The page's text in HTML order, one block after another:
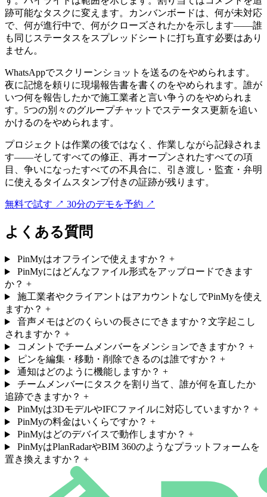
跡可能なタスクに変えます。カンバンボードは、何が未対応
で、何が進行中で、何がクローズされたかを示します——誰
も同じステータスをスプレッドシートに打ち直す必要はあり
ません。
WhatsAppでスクリーンショットを送るのをやめられます。
夜に記憶を頼りに現場報告書を書くのをやめられます。誰が
いつ何を報告したかで施工業者と言い争うのをやめられま
す。5つの別々のグループチャットでステータス更新を追い
かけるのをやめられます。
プロジェクトは作業の後ではなく、作業しながら記録されま
す——そしてすべての修正、再オープンされたすべての項
目、争いになったすべての不具合に、引き渡し・監査・弁明
に使えるタイムスタンプ付きの証跡が残ります。
無料で試す ↗ 30分のデモを予約 ↗
よくある質問
PinMyはオフラインで使えますか？ +
PinMyにはどんなファイル形式をアップロードできます
か？ +
施工業者やクライアントはアカウントなしでPinMyを使え
ますか？ +
音声メモはどのくらいの長さにできますか？文字起こし
されますか？ +
コメントでチームメンバーをメンションできますか？ +
ピンを編集・移動・削除できるのは誰ですか？ +
通知はどのように機能しますか？ +
チームメンバーにタスクを割り当て、誰が何を直したか
追跡できますか？ +
PinMyは3DモデルやIFCファイルに対応していますか？ +
PinMyの料金はいくらですか？ +
PinMyはどのデバイスで動作しますか？ +
PinMyはPlanRadarやBIM 360のようなプラットフォームを
置き換えますか？ +